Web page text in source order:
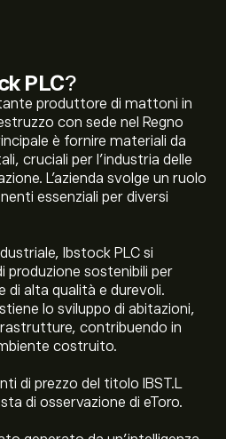
PLC?
produttore di mattoni in
con sede nel Regno
è fornire materiali da
cruciali per l'industria delle
L'azienda svolge un ruolo
essenziali per diversi
Ibstock PLC si
produzione sostenibili per
di alta qualità e durevoli.
lo sviluppo di abitazioni,
contribuendo in
costruito.
di prezzo del titolo IBST.L
di osservazione di eToro.